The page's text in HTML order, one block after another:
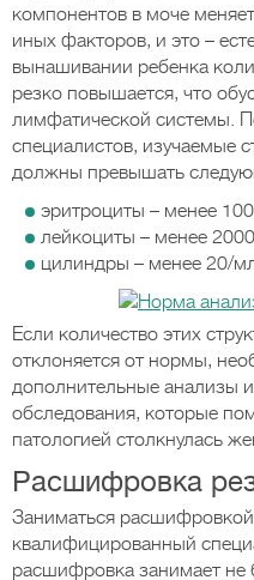
компонентов в моче
иных факторов, и это –
вынашивании ребенка
резко повышается, что
лимфатической системы.
специалистов, изучаемые
должны превышать
эритроциты – менее
лейкоциты – менее
цилиндры – менее 20/
Если количество этих
отклоняется от нормы,
дополнительные анализы
обследования, которые
патологией столкнулась
Расшифровка
Заниматься расшифровкой
квалифицированный
расшифровка занимает не